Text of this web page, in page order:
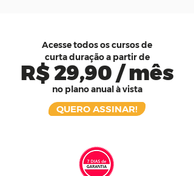
Acesse todos os cursos de
curta duração a partir de
no plano anual à vista
R$ 29,90 / mês
QUERO ASSINAR!